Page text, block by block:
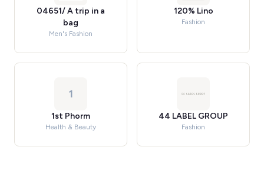
04651/ A trip in a
bag
Men's Fashion
120% Lino
Fashion
1
1st Phorm
Health & Beauty
44 LABEL GROUP
Fashion